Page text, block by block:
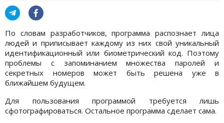
По словам разработчиков, программа распознает лица
людей и приписывает каждому из них свой уникальный
идентификационный или биометрический код. Поэтому
проблемы с запоминанием множества паролей и
секретных номеров может быть решена уже в
ближайшем будущем.
Для пользования программой требуется лишь
сфотографироваться. Остальное программа сделает сама.